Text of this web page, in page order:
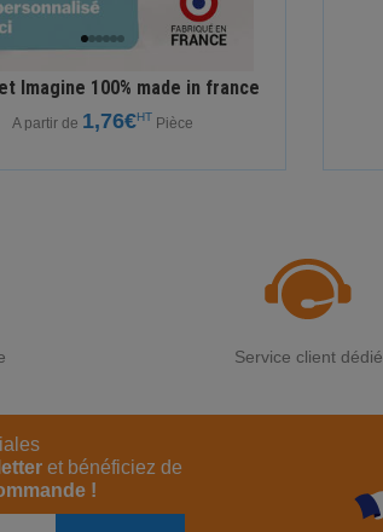
Imagine 100% made in france
A partir de 1,76€HT Pièce
Service client dédié
et bénéficiez de
!